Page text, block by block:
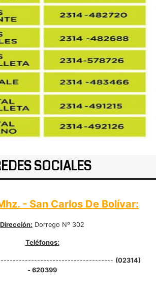
SOCIALES
- San Carlos De Bolívar:
Dirección: Dorrego Nº 302
Teléfonos:
(02314)
- 620399